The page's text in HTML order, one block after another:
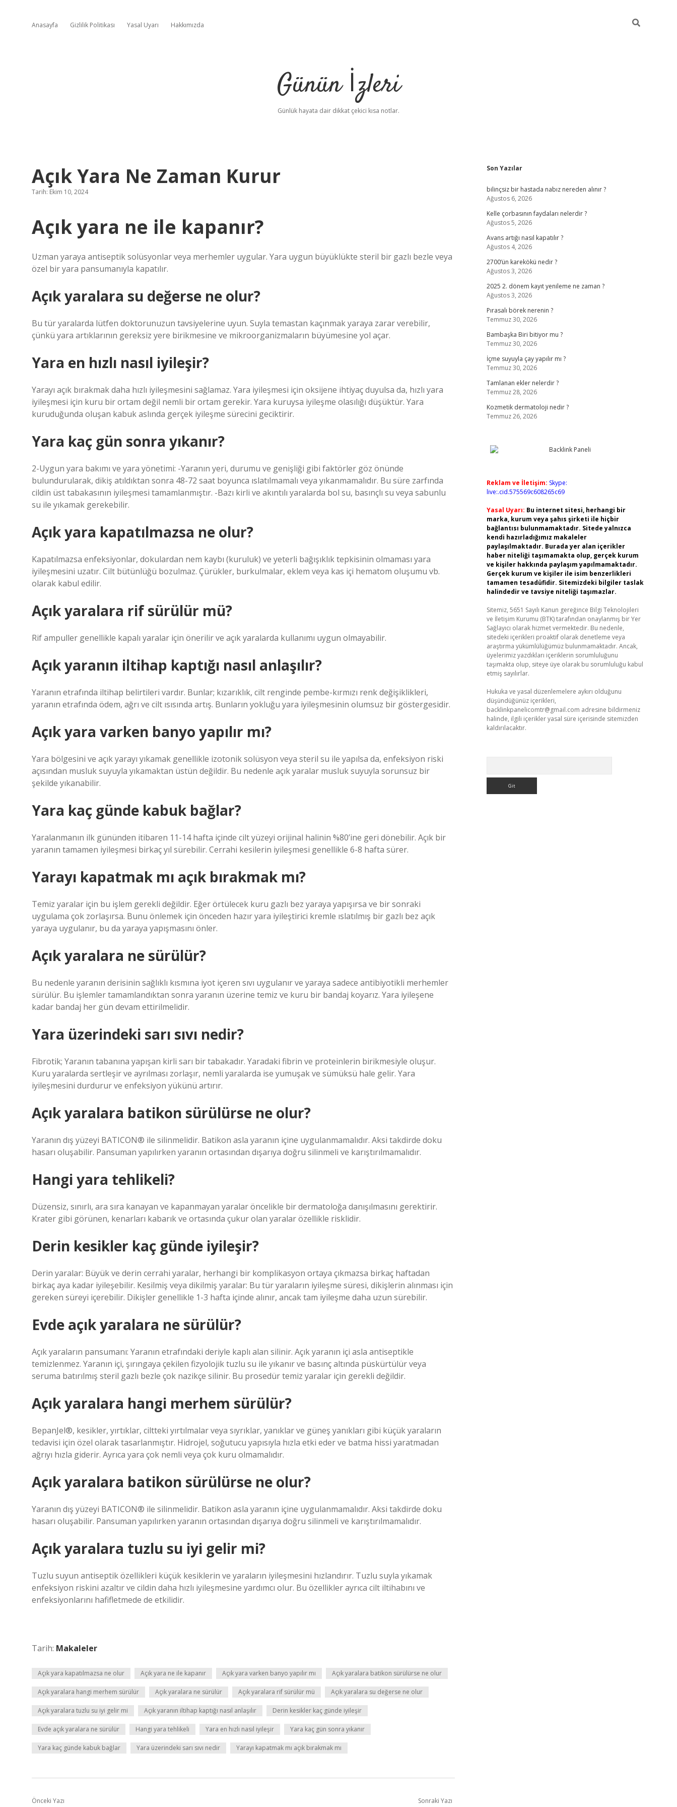
Anasayfa Gizlilik Politikası Yasal Uyarı Hakkımızda
Günün İzleri
Günlük hayata dair dikkat çekici kısa notlar.
Açık Yara Ne Zaman Kurur
Tarih: Ekim 10, 2024
Açık yara ne ile kapanır?
Uzman yaraya antiseptik solüsyonlar veya merhemler uygular. Yara uygun büyüklükte steril bir gazlı bezle veya
özel bir yara pansumanıyla kapatılır.
Açık yaralara su değerse ne olur?
Bu tür yaralarda lütfen doktorunuzun tavsiyelerine uyun. Suyla temastan kaçınmak yaraya zarar verebilir,
çünkü yara artıklarının gereksiz yere birikmesine ve mikroorganizmaların büyümesine yol açar.
Yara en hızlı nasıl iyileşir?
Yarayı açık bırakmak daha hızlı iyileşmesini sağlamaz. Yara iyileşmesi için oksijene ihtiyaç duyulsa da, hızlı yara
iyileşmesi için kuru bir ortam değil nemli bir ortam gerekir. Yara kuruysa iyileşme olasılığı düşüktür. Yara
kuruduğunda oluşan kabuk aslında gerçek iyileşme sürecini geciktirir.
Yara kaç gün sonra yıkanır?
2-Uygun yara bakımı ve yara yönetimi: -Yaranın yeri, durumu ve genişliği gibi faktörler göz önünde
bulundurularak, dikiş atıldıktan sonra 48-72 saat boyunca ıslatılmamalı veya yıkanmamalıdır. Bu süre zarfında
cildin üst tabakasının iyileşmesi tamamlanmıştır. -Bazı kirli ve akıntılı yaralarda bol su, basınçlı su veya sabunlu
su ile yıkamak gerekebilir.
Açık yara kapatılmazsa ne olur?
Kapatılmazsa enfeksiyonlar, dokulardan nem kaybı (kuruluk) ve yeterli bağışıklık tepkisinin olmaması yara
iyileşmesini uzatır. Cilt bütünlüğü bozulmaz. Çürükler, burkulmalar, eklem veya kas içi hematom oluşumu vb.
olarak kabul edilir.
Açık yaralara rif sürülür mü?
Rif ampuller genellikle kapalı yaralar için önerilir ve açık yaralarda kullanımı uygun olmayabilir.
Açık yaranın iltihap kaptığı nasıl anlaşılır?
Yaranın etrafında iltihap belirtileri vardır. Bunlar; kızarıklık, cilt renginde pembe-kırmızı renk değişiklikleri,
yaranın etrafında ödem, ağrı ve cilt ısısında artış. Bunların yokluğu yara iyileşmesinin olumsuz bir göstergesidir.
Açık yara varken banyo yapılır mı?
Yara bölgesini ve açık yarayı yıkamak genellikle izotonik solüsyon veya steril su ile yapılsa da, enfeksiyon riski
açısından musluk suyuyla yıkamaktan üstün değildir. Bu nedenle açık yaralar musluk suyuyla sorunsuz bir
şekilde yıkanabilir.
Yara kaç günde kabuk bağlar?
Yaralanmanın ilk gününden itibaren 11-14 hafta içinde cilt yüzeyi orijinal halinin %80’ine geri dönebilir. Açık bir
yaranın tamamen iyileşmesi birkaç yıl sürebilir. Cerrahi kesilerin iyileşmesi genellikle 6-8 hafta sürer.
Yarayı kapatmak mı açık bırakmak mı?
Temiz yaralar için bu işlem gerekli değildir. Eğer örtülecek kuru gazlı bez yaraya yapışırsa ve bir sonraki
uygulama çok zorlaşırsa. Bunu önlemek için önceden hazır yara iyileştirici kremle ıslatılmış bir gazlı bez açık
yaraya uygulanır, bu da yaraya yapışmasını önler.
Açık yaralara ne sürülür?
Bu nedenle yaranın derisinin sağlıklı kısmına iyot içeren sıvı uygulanır ve yaraya sadece antibiyotikli merhemler
sürülür. Bu işlemler tamamlandıktan sonra yaranın üzerine temiz ve kuru bir bandaj koyarız. Yara iyileşene
kadar bandaj her gün devam ettirilmelidir.
Yara üzerindeki sarı sıvı nedir?
Fibrotik; Yaranın tabanına yapışan kirli sarı bir tabakadır. Yaradaki fibrin ve proteinlerin birikmesiyle oluşur.
Kuru yaralarda sertleşir ve ayrılması zorlaşır, nemli yaralarda ise yumuşak ve sümüksü hale gelir. Yara
iyileşmesini durdurur ve enfeksiyon yükünü artırır.
Açık yaralara batikon sürülürse ne olur?
Yaranın dış yüzeyi BATICON® ile silinmelidir. Batikon asla yaranın içine uygulanmamalıdır. Aksi takdirde doku
hasarı oluşabilir. Pansuman yapılırken yaranın ortasından dışarıya doğru silinmeli ve karıştırılmamalıdır.
Hangi yara tehlikeli?
Düzensiz, sınırlı, ara sıra kanayan ve kapanmayan yaralar öncelikle bir dermatoloğa danışılmasını gerektirir.
Krater gibi görünen, kenarları kabarık ve ortasında çukur olan yaralar özellikle risklidir.
Derin kesikler kaç günde iyileşir?
Derin yaralar: Büyük ve derin cerrahi yaralar, herhangi bir komplikasyon ortaya çıkmazsa birkaç haftadan
birkaç aya kadar iyileşebilir. Kesilmiş veya dikilmiş yaralar: Bu tür yaraların iyileşme süresi, dikişlerin alınması için
gereken süreyi içerebilir. Dikişler genellikle 1-3 hafta içinde alınır, ancak tam iyileşme daha uzun sürebilir.
Evde açık yaralara ne sürülür?
Açık yaraların pansumanı: Yaranın etrafındaki deriyle kaplı alan silinir. Açık yaranın içi asla antiseptikle
temizlenmez. Yaranın içi, şırıngaya çekilen fizyolojik tuzlu su ile yıkanır ve basınç altında püskürtülür veya
seruma batırılmış steril gazlı bezle çok nazikçe silinir. Bu prosedür temiz yaralar için gerekli değildir.
Açık yaralara hangi merhem sürülür?
BepanJel®, kesikler, yırtıklar, ciltteki yırtılmalar veya sıyrıklar, yanıklar ve güneş yanıkları gibi küçük yaraların
tedavisi için özel olarak tasarlanmıştır. Hidrojel, soğutucu yapısıyla hızla etki eder ve batma hissi yaratmadan
ağrıyı hızla giderir. Ayrıca yara çok nemli veya çok kuru olmamalıdır.
Açık yaralara batikon sürülürse ne olur?
Yaranın dış yüzeyi BATICON® ile silinmelidir. Batikon asla yaranın içine uygulanmamalıdır. Aksi takdirde doku
hasarı oluşabilir. Pansuman yapılırken yaranın ortasından dışarıya doğru silinmeli ve karıştırılmamalıdır.
Açık yaralara tuzlu su iyi gelir mi?
Tuzlu suyun antiseptik özellikleri küçük kesiklerin ve yaraların iyileşmesini hızlandırır. Tuzlu suyla yıkamak
enfeksiyon riskini azaltır ve cildin daha hızlı iyileşmesine yardımcı olur. Bu özellikler ayrıca cilt iltihabını ve
enfeksiyonlarını hafifletmede de etkilidir.
Tarih: Makaleler
Açık yara kapatılmazsa ne olur Açık yara ne ile kapanır Açık yara varken banyo yapılır mı Açık yaralara batikon sürülürse ne olur
Açık yaralara hangi merhem sürülür Açık yaralara ne sürülür Açık yaralara rif sürülür mü Açık yaralara su değerse ne olur
Açık yaralara tuzlu su iyi gelir mi Açık yaranın iltihap kaptığı nasıl anlaşılır Derin kesikler kaç günde iyileşir
Evde açık yaralara ne sürülür Hangi yara tehlikeli Yara en hızlı nasıl iyileşir Yara kaç gün sonra yıkanır
Yara kaç günde kabuk bağlar Yara üzerindeki sarı sıvı nedir Yarayı kapatmak mı açık bırakmak mı
Önceki Yazı Sonraki Yazı
Sidebar
Son Yazılar
bilinçsiz bir hastada nabız nereden alınır ?
Ağustos 6, 2026
Kelle çorbasının faydaları nelerdir ?
Ağustos 5, 2026
Avans artığı nasıl kapatılır ?
Ağustos 4, 2026
2700’ün karekökü nedir ?
Ağustos 3, 2026
2025 2. dönem kayıt yenileme ne zaman ?
Ağustos 3, 2026
Pırasalı börek nerenin ?
Temmuz 30, 2026
Bambaşka Biri bitiyor mu ?
Temmuz 30, 2026
İçme suyuyla çay yapılır mı ?
Temmuz 30, 2026
Tamlanan ekler nelerdir ?
Temmuz 28, 2026
Kozmetik dermatoloji nedir ?
Temmuz 26, 2026
Reklam ve İletişim: Skype:
live:.cid.575569c608265c69
Yasal Uyarı: Bu internet sitesi, herhangi bir
marka, kurum veya şahıs şirketi ile hiçbir
bağlantısı bulunmamaktadır. Sitede yalnızca
kendi hazırladığımız makaleler
paylaşılmaktadır. Burada yer alan içerikler
haber niteliği taşımamakta olup, gerçek kurum
ve kişiler hakkında paylaşım yapılmamaktadır.
Gerçek kurum ve kişiler ile isim benzerlikleri
tamamen tesadüfidir. Sitemizdeki bilgiler taslak
halindedir ve tavsiye niteliği taşımazlar.
Sitemiz, 5651 Sayılı Kanun gereğince Bilgi Teknolojileri
ve İletişim Kurumu (BTK) tarafından onaylanmış bir Yer
Sağlayıcı olarak hizmet vermektedir. Bu nedenle,
sitedeki içerikleri proaktif olarak denetleme veya
araştırma yükümlülüğümüz bulunmamaktadır. Ancak,
üyelerimiz yazdıkları içeriklerin sorumluluğunu
taşımakta olup, siteye üye olarak bu sorumluluğu kabul
etmiş sayılırlar.
Hukuka ve yasal düzenlemelere aykırı olduğunu
düşündüğünüz içerikleri,
backlinkpanelicomtr@gmail.com adresine bildirmeniz
halinde, ilgili içerikler yasal süre içerisinde sitemizden
kaldırılacaktır.
vdcasino güncel giriş